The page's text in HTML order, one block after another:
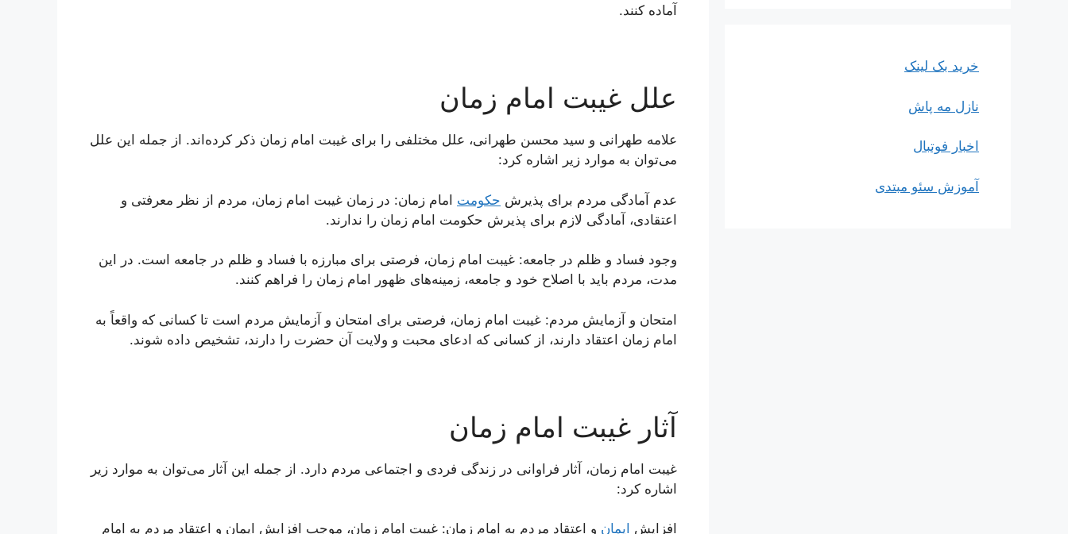
آماده کنند.
علل غیبت امام زمان
علامه طهرانی و سید محسن طهرانی، علل مختلفی را برای غیبت امام زمان ذکر کرده‌اند. از جمله این علل
می‌توان به موارد زیر اشاره کرد:
عدم آمادگی مردم برای پذیرش حکومت امام زمان: در زمان غیبت امام زمان، مردم از نظر معرفتی و
اعتقادی، آمادگی لازم برای پذیرش حکومت امام زمان را ندارند.
وجود فساد و ظلم در جامعه: غیبت امام زمان، فرصتی برای مبارزه با فساد و ظلم در جامعه است. در این
مدت، مردم باید با اصلاح خود و جامعه، زمینه‌های ظهور امام زمان را فراهم کنند.
امتحان و آزمایش مردم: غیبت امام زمان، فرصتی برای امتحان و آزمایش مردم است تا کسانی که واقعاً به
امام زمان اعتقاد دارند، از کسانی که ادعای محبت و ولایت آن حضرت را دارند، تشخیص داده شوند.
آثار غیبت امام زمان
غیبت امام زمان، آثار فراوانی در زندگی فردی و اجتماعی مردم دارد. از جمله این آثار می‌توان به موارد زیر
اشاره کرد:
افزایش ایمان و اعتقاد مردم به امام زمان: غیبت امام زمان، موجب افزایش ایمان و اعتقاد مردم به امام
خرید بک لینک
نازل مه پاش
اخبار فوتبال
آموزش سئو مبتدی